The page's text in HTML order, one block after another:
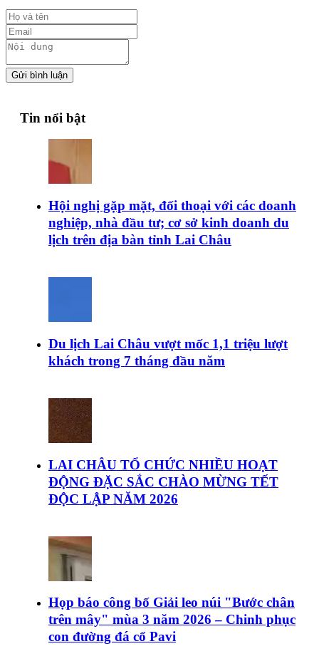
Gửi bình luận
Tin nổi bật
Hội nghị gặp mặt, đối thoại với các doanh
nghiệp, nhà đầu tư; cơ sở kinh doanh du
lịch trên địa bàn tỉnh Lai Châu
Du lịch Lai Châu vượt mốc 1,1 triệu lượt
khách trong 7 tháng đầu năm
LAI CHÂU TỔ CHỨC NHIỀU HOẠT
ĐỘNG ĐẶC SẮC CHÀO MỪNG TẾT
ĐỘC LẬP NĂM 2026
Họp báo công bố Giải leo núi "Bước chân
trên mây" mùa 3 năm 2026 – Chinh phục
con đường đá cổ Pavi